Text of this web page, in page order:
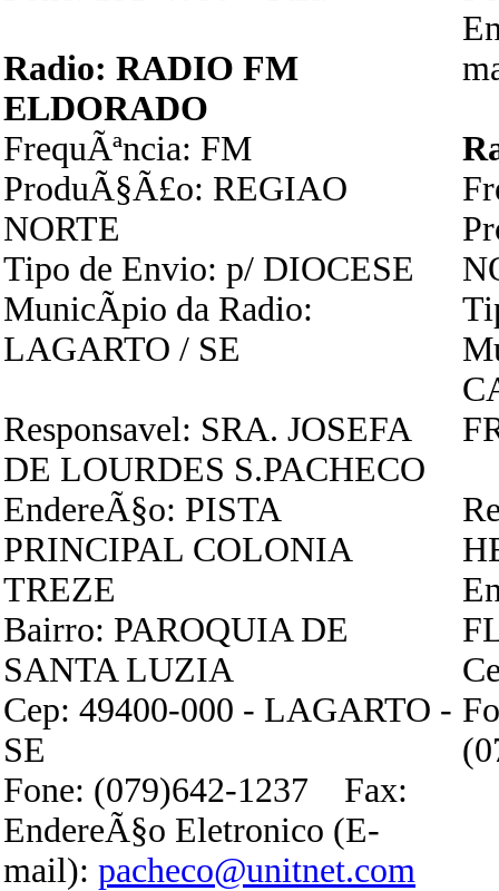
Radio: RADIO FM
ELDORADO
FrequÃªncia: FM
ProduÃ§Ã£o: REGIAO
NORTE
Tipo de Envio: p/ DIOCESE
MunicÃ­pio da Radio:
LAGARTO / SE
Responsavel: SRA. JOSEFA
DE LOURDES S.PACHECO
EndereÃ§o: PISTA
PRINCIPAL COLONIA
TREZE
Bairro: PAROQUIA DE
SANTA LUZIA
Cep: 49400-000 - LAGARTO -
SE
Fone: (079)642-1237 Fax:
EndereÃ§o Eletronico (E-
mail): pacheco@unitnet.com